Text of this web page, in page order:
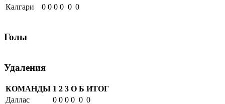
Калгари
0 0 0 0 0 0
Голы
Удаления
КОМАНДЫ 1 2 3 О Б ИТОГ
Даллас
0 0 0 0 0 0